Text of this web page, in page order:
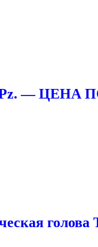
Pz. —
голова